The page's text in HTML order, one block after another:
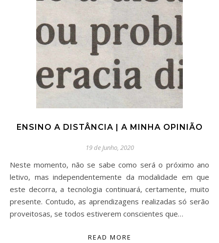
ENSINO A DISTÂNCIA | A MINHA OPINIÃO
19 de Junho, 2020
Neste momento, não se sabe como será o próximo ano
letivo, mas independentemente da modalidade em que
este decorra, a tecnologia continuará, certamente, muito
presente. Contudo, as aprendizagens realizadas só serão
proveitosas, se todos estiverem conscientes que…
READ MORE